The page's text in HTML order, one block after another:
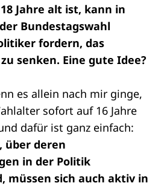
Jahre alt ist, kann in
Bundestagswahl
fordern, das
senken. Eine gute Idee?
es allein nach mir ginge,
sofort auf 16 Jahre
dafür ist ganz einfach:
über deren
in der Politik
müssen sich auch aktiv in